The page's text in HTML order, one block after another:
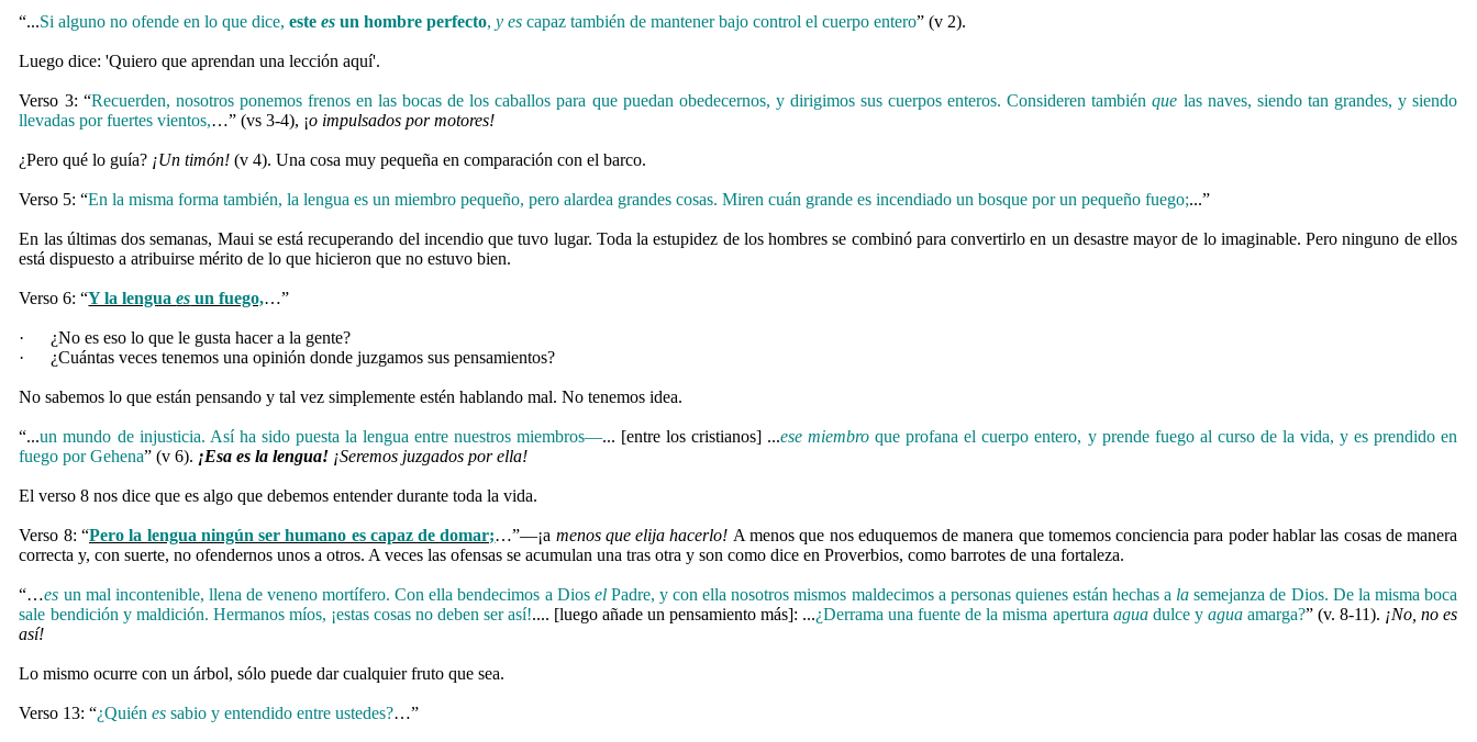
“...Si alguno no ofende en lo que dice,estees un hombre perfecto,y es capaz también de mantener bajo control el cuerpo entero” (v 2).
Luego dice: 'Quiero que aprendan una lección aquí'.
Verso 3: “Recuerden, nosotros ponemos frenos en las bocas de los caballos para que puedan obedecernos, y dirigimos sus cuerpos enteros. Consideren tambiénque las naves, siendo tan grandes, y siendo
llevadas por fuertes vientos,…” (vs 3-4), ¡o impulsados por motores!
¿Pero qué lo guía? ¡Un timón!(v 4). Una cosa muy pequeña en comparación con el barco.
Verso 5: “En la misma forma también, la lengua es un miembro pequeño, pero alardea grandes cosas. Miren cuán grande es incendiado un bosque por un pequeño fuego;...”
En las últimas dos semanas, Maui se está recuperando del incendio que tuvo lugar. Toda la estupidez de los hombres se combinó para convertirlo en un desastre mayor de lo imaginable. Pero ninguno de ellos
está dispuesto a atribuirse mérito de lo que hicieron que no estuvo bien.
Verso 6: “Y la lenguaes un fuego,…”
·
¿No es eso lo que le gusta hacer a la gente?
·
¿Cuántas veces tenemos una opinión donde juzgamos sus pensamientos?
No sabemos lo que están pensando y tal vez simplemente estén hablando mal. No tenemos idea.
“...un mundo de injusticia. Así ha sido puesta la lengua entre nuestros miembros—... [entre los cristianos] ...ese miembro que profana el cuerpo entero, y prende fuego al curso de la vida, y es prendido en
fuego por Gehena” (v 6). ¡Esa es la lengua! ¡Seremos juzgados por ella!
El verso 8 nos dice que es algo que debemos entender durante toda la vida.
Verso 8: “Pero la lengua ningún ser humano es capaz de domar;…”—¡a menos que elija hacerlo! A menos que nos eduquemos de manera que tomemos conciencia para poder hablar las cosas de manera
correcta y, con suerte, no ofendernos unos a otros. A veces las ofensas se acumulan una tras otra y son como dice en Proverbios, como barrotes de una fortaleza.
“…es un mal incontenible, llena de veneno mortífero. Con ella bendecimos a Dios elPadre, y con ella nosotros mismos maldecimos a personas quienes están hechas a la semejanza de Dios. De la misma boca
sale bendición y maldición. Hermanos míos, ¡estas cosas no deben ser así!.... [luego añade un pensamiento más]: ...¿Derrama una fuente de la misma apertura aguadulce y aguaamarga?” (v. 8-11). ¡No, no es
así!
Lo mismo ocurre con un árbol, sólo puede dar cualquier fruto que sea.
Verso 13: “¿Quiénes sabio y entendido entre ustedes?…”